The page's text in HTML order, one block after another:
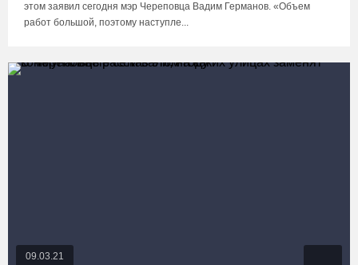
этом заявил сегодня мэр Череповца Вадим Германов. «Объем
работ большой, поэтому наступле...
09.03.21